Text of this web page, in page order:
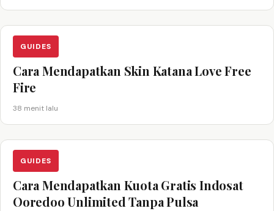
GUIDES
Cara Mendapatkan Skin Katana Love Free
Fire
38 menit lalu
GUIDES
Cara Mendapatkan Kuota Gratis Indosat
Ooredoo Unlimited Tanpa Pulsa